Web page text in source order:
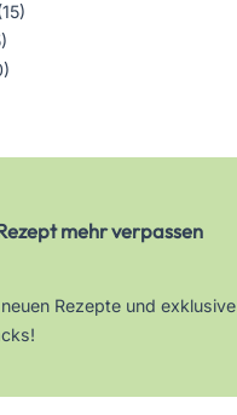
mehr verpassen
Rezepte und exklusive